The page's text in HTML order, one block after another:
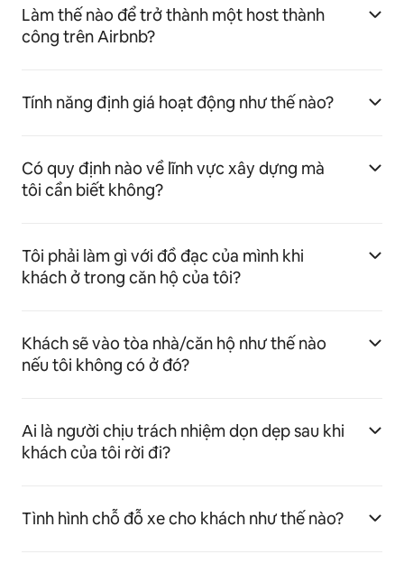
Làm thế nào để trở thành một host thành
công trên Airbnb?
Tính năng định giá hoạt động như thế nào?
Có quy định nào về lĩnh vực xây dựng mà
tôi cần biết không?
Tôi phải làm gì với đồ đạc của mình khi
khách ở trong căn hộ của tôi?
Khách sẽ vào tòa nhà/căn hộ như thế nào
nếu tôi không có ở đó?
Ai là người chịu trách nhiệm dọn dẹp sau khi
khách của tôi rời đi?
Tình hình chỗ đỗ xe cho khách như thế nào?